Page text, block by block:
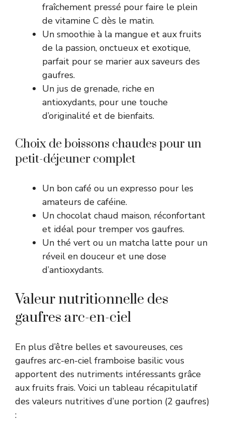
fraîchement pressé pour faire le plein
de vitamine C dès le matin.
Un smoothie à la mangue et aux fruits
de la passion, onctueux et exotique,
parfait pour se marier aux saveurs des
gaufres.
Un jus de grenade, riche en
antioxydants, pour une touche
d’originalité et de bienfaits.
Choix de boissons chaudes pour un
petit-déjeuner complet
Un bon café ou un expresso pour les
amateurs de caféine.
Un chocolat chaud maison, réconfortant
et idéal pour tremper vos gaufres.
Un thé vert ou un matcha latte pour un
réveil en douceur et une dose
d’antioxydants.
Valeur nutritionnelle des
gaufres arc-en-ciel
En plus d’être belles et savoureuses, ces
gaufres arc-en-ciel framboise basilic vous
apportent des nutriments intéressants grâce
aux fruits frais. Voici un tableau récapitulatif
des valeurs nutritives d’une portion (2 gaufres)
: